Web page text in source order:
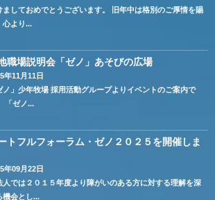
ましておめでとうございます。 旧年中は格別のご厚情を賜
心より...
職場説明会「ゼノ」あそびの広場
年11月11日
ノ」少年牧場 採用活動グループよりイベントのご案内で
「ゼノ...
トフルフォーラム・ゼノ２０２５を開催しま
年09月22日
人では２０１５年度より障がいのある方に対する理解を深
機会とし...